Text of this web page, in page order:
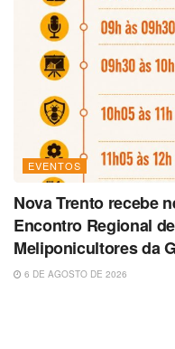
EVENTOS
Nova Trento recebe
Encontro Regional
Meliponicultores da
6 DE AGOSTO DE 2026